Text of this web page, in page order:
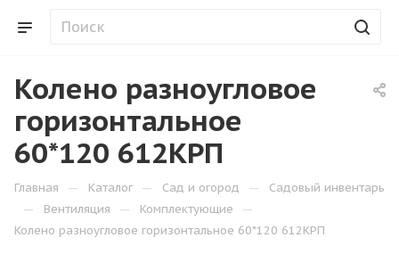
Колено разноугловое
горизонтальное
60*120 612КРП
Главная — Каталог — Сад и огород — Садовый инвентарь
— Вентиляция — Комплектующие —
Колено разноугловое горизонтальное 60*120 612КРП